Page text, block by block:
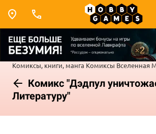
Комиксы, книги, манга Комиксы Вселенная
Комикс "Дэдпул
Литературу"